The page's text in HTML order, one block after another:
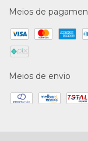
Meios de
Meios de envio